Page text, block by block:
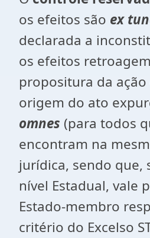
os efeitos são ex
declarada a
os efeitos
propositura da ação
origem do ato
omnes (para todos
encontram na
jurídica, sendo que,
nível Estadual, vale
Estado-membro
critério do Excelso